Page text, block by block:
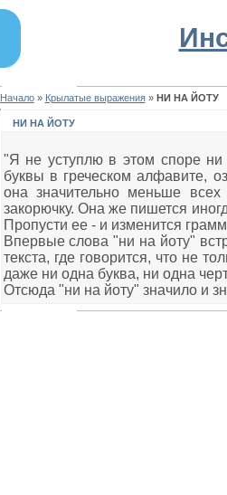
Начало» Крылатые выражения» НИ НА ЙОТУ
НИ НА ЙОТУ
"Я не уступлю в этом споре ни
буквы в греческом алфавите,
она значительно меньше
закорючку. Она же пишется
Пропусти ее - и изменится
Впервые слова "ни на йоту"
текста, где говорится, что не
даже ни одна буква, ни одна
Отсюда "ни на йоту" значило и